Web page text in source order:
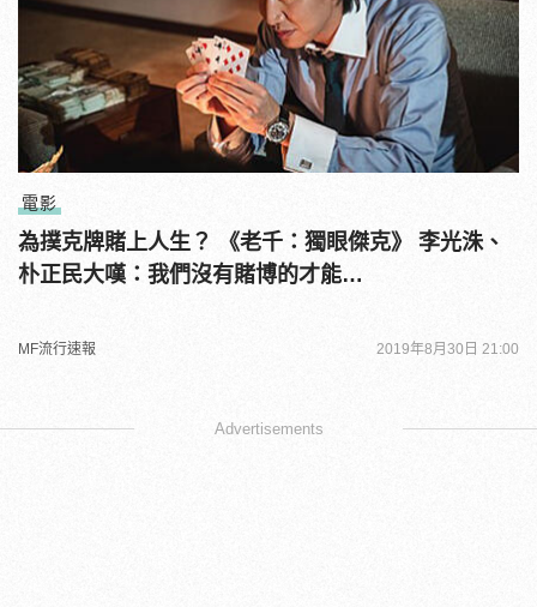
電影
為撲克牌賭上人生？ 《老千：獨眼傑克》 李光洙、
朴正民大嘆：我們沒有賭博的才能…
MF流行速報 2019年8月30日 21:00
Advertisements